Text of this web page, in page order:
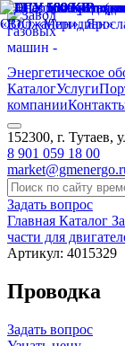
Энергетическое
КаталогУслуги
компании
152300, г. Тутаев,
8 901 059 18 00
Задать вопрос
Главная Каталог
части для
Артикул: 4015329
Проводка
Задать вопрос